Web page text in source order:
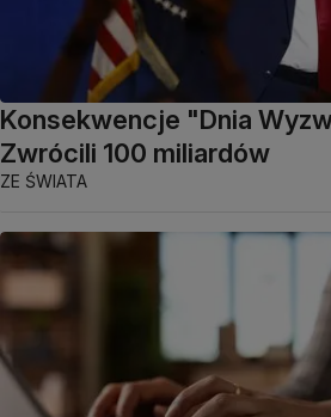
Konsekwencje "Dnia
Zwrócili 100 miliardów
ZE ŚWIATA